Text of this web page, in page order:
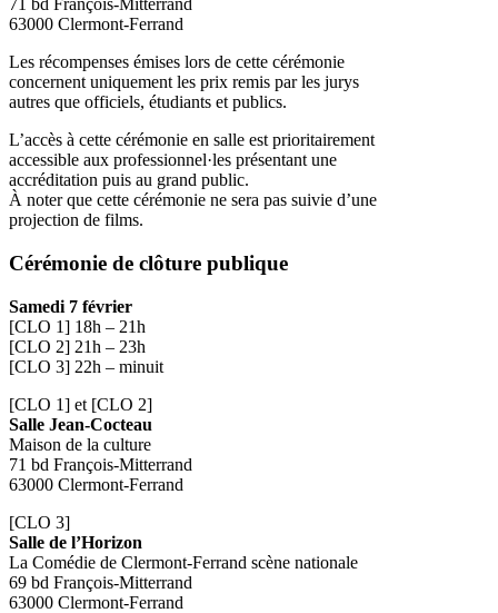
71 bd François-Mitterrand
63000 Clermont-Ferrand
Les récompenses émises lors de cette cérémonie
concernent uniquement les prix remis par les jurys
autres que officiels, étudiants et publics.
L’accès à cette cérémonie en salle est prioritairement
accessible aux professionnel·les présentant une
accréditation puis au grand public.
À noter que cette cérémonie ne sera pas suivie d’une
projection de films.
Cérémonie de clôture publique
Samedi 7 février
[CLO 1] 18h – 21h
[CLO 2] 21h – 23h
[CLO 3] 22h – minuit
[CLO 1] et [CLO 2]
Salle Jean-Cocteau
Maison de la culture
71 bd François-Mitterrand
63000 Clermont-Ferrand
[CLO 3]
Salle de l’Horizon
La Comédie de Clermont-Ferrand scène nationale
69 bd François-Mitterrand
63000 Clermont-Ferrand